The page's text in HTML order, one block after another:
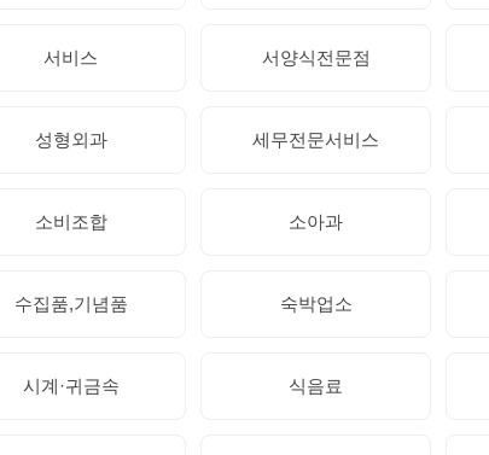
서비스 서양식전문점
성형외과 세무전문서비스
소비조합 소아과
수집품,기념품 숙박업소
시계·귀금속 식음료